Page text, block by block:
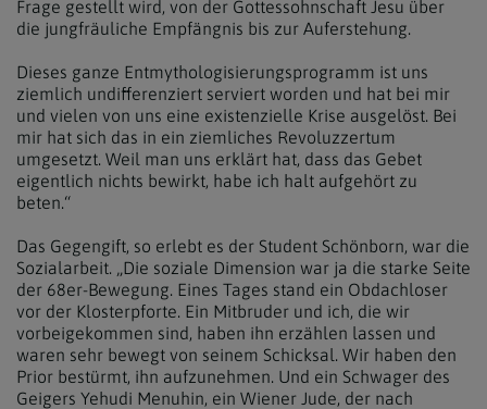
Frage gestellt wird, von der Gottessohnschaft Jesu über
die jungfräuliche Empfängnis bis zur Auferstehung.
Dieses ganze Entmythologisierungs­programm ist uns
ziemlich undifferenziert serviert worden und hat bei mir
und vielen von uns eine existenzielle Krise ausgelöst. Bei
mir hat sich das in ein ziemliches Revoluzzertum
umgesetzt. Weil man uns erklärt hat, dass das Gebet
eigentlich nichts bewirkt, habe ich halt aufgehört zu
beten.“
Das Gegengift, so erlebt es der Student Schönborn, war die
Sozialarbeit. „Die soziale Dimension war ja die starke Seite
der 68er-Bewegung. Eines Tages stand ein Obdachloser
vor der Klosterpforte. Ein Mitbruder und ich, die wir
vorbeigekommen sind, haben ihn erzählen lassen und
waren sehr bewegt von seinem Schicksal. Wir haben den
Prior bestürmt, ihn aufzunehmen. Und ein Schwager des
Geigers Yehudi Menuhin, ein Wiener Jude, der nach